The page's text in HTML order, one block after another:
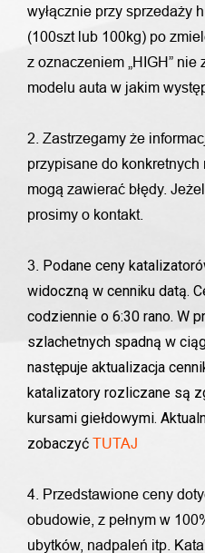
wyłącznie przy sprzedaży
(100szt lub 100kg) po
z oznaczeniem „HIGH”
modelu auta w jakim
2. Zastrzegamy że
przypisane do
mogą zawierać błędy.
prosimy o kontakt.
3. Podane ceny
widoczną w cenniku datą.
codziennie o 6:30 rano. W
szlachetnych spadną w
następuje aktualizacja
katalizatory rozliczane są
kursami giełdowymi.
zobaczyć TUTAJ
4. Przedstawione ceny
obudowie, z pełnym w
ubytków, nadpaleń itp.